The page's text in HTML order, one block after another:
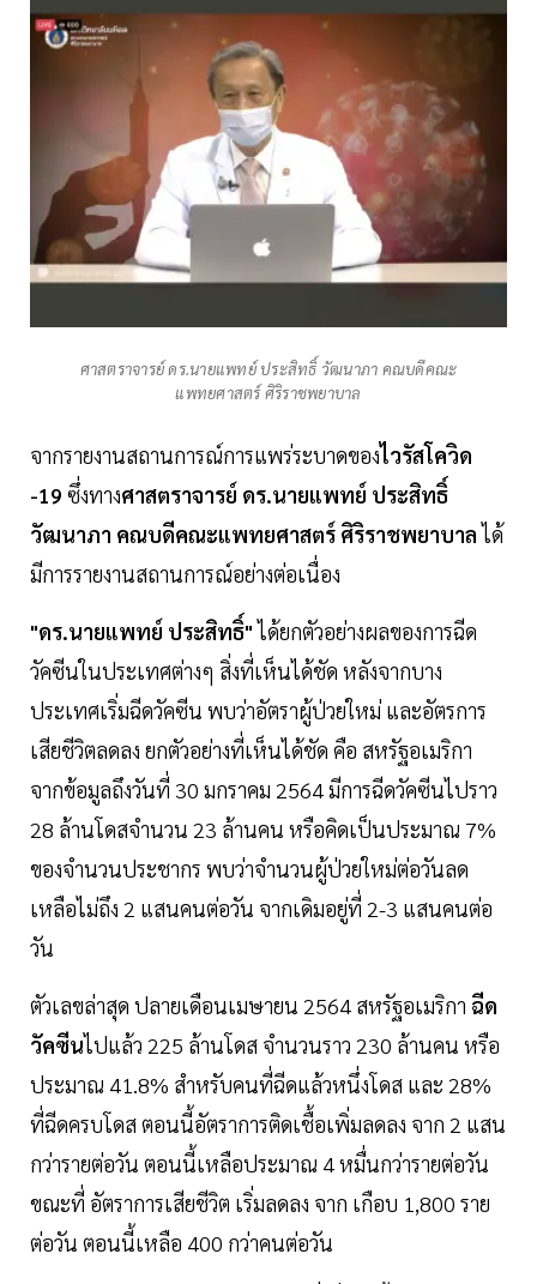
ศาสตราจารย์ ดร.นายแพทย์ ประสิทธิ์ วัฒนาภา คณบดีคณะ
แพทยศาสตร์ ศิริราชพยาบาล
จากรายงานสถานการณ์การแพร่ระบาดของไวรัสโควิด
-19 ซึ่งทางศาสตราจารย์ ดร.นายแพทย์ ประสิทธิ์
วัฒนาภา คณบดีคณะแพทยศาสตร์ ศิริราชพยาบาลได้
มีการรายงานสถานการณ์อย่างต่อเนื่อง
"ดร.นายแพทย์ ประสิทธิ์"ได้ยกตัวอย่างผลของการฉีด
วัคซีนในประเทศต่างๆ สิ่งที่เห็นได้ชัด หลังจากบาง
ประเทศเริ่มฉีดวัคซีน พบว่าอัตราผู้ป่วยใหม่ และอัตรการ
เสียชีวิตลดลง ยกตัวอย่างที่เห็นได้ชัด คือ สหรัฐอเมริกา
จากข้อมูลถึงวันที่ 30 มกราคม 2564 มีการฉีดวัคซีนไปราว
28 ล้านโดสจำนวน 23 ล้านคน หรือคิดเป็นประมาณ 7%
ของจำนวนประชากร พบว่าจำนวนผู้ป่วยใหม่ต่อวันลด
เหลือไม่ถึง 2 แสนคนต่อวัน จากเดิมอยู่ที่ 2-3 แสนคนต่อ
วัน
ตัวเลขล่าสุด ปลายเดือนเมษายน 2564 สหรัฐอเมริกา ฉีด
วัคซีนไปแล้ว 225 ล้านโดส จำนวนราว 230 ล้านคน หรือ
ประมาณ 41.8% สำหรับคนที่ฉีดแล้วหนึ่งโดส และ 28%
ที่ฉีดครบโดส ตอนนี้อัตราการติดเชื้อเพิ่มลดลง จาก 2 แสน
กว่ารายต่อวัน ตอนนี้เหลือประมาณ 4 หมื่นกว่ารายต่อวัน
ขณะที่ อัตราการเสียชีวิต เริ่มลดลง จาก เกือบ 1,800 ราย
ต่อวัน ตอนนี้เหลือ 400 กว่าคนต่อวัน